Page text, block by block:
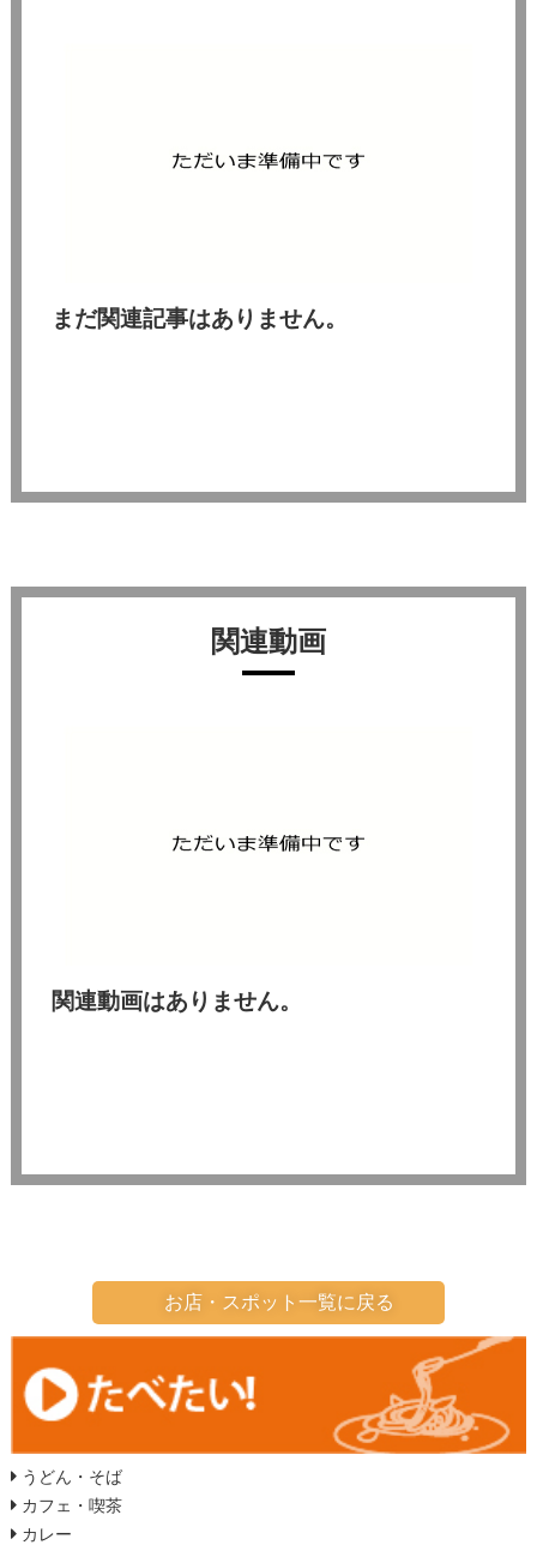
まだ関連記事はありません。
関連動画
関連動画はありません。
お店・スポット一覧に戻る
うどん・そば
カフェ・喫茶
カレー